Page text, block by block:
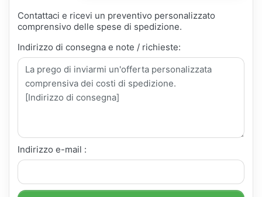
Contattaci e ricevi un preventivo personalizzato
comprensivo delle spese di spedizione.
Indirizzo di consegna e note / richieste:
Indirizzo e-mail :